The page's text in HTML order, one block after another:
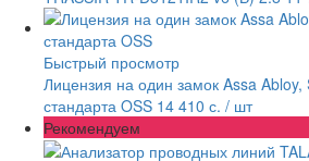
Быстрый просмотр
Лицензия на один замок Assa
стандарта OSS 14 410 с. / шт
Рекомендуем